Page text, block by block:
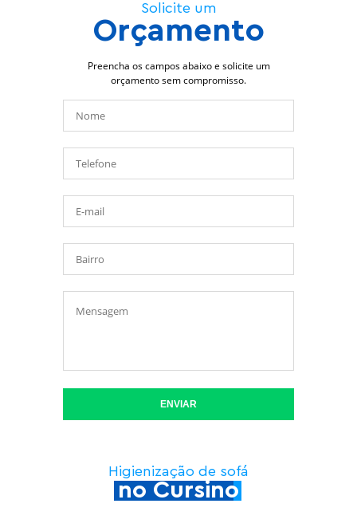
Solicite um
Orçamento
Preencha os campos abaixo e solicite um
orçamento sem compromisso.
ENVIAR
Higienização de sofá
no Cursino